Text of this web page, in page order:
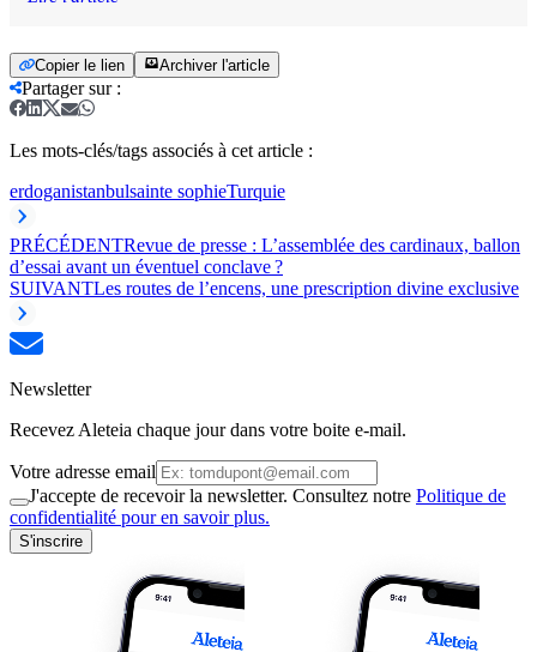
Copier le lien Archiver l'article
Partager sur:
Les mots-clés/tags associés à cet article :
erdoganistanbulsainte sophieTurquie
PRÉCÉDENTRevue de presse : L’assemblée des cardinaux, ballon
d’essai avant un éventuel conclave ?
SUIVANTLes routes de l’encens, une prescription divine exclusive
Newsletter
Recevez Aleteia chaque jour dans votre boite e-mail.
Votre adresse email
J'accepte de recevoir la newsletter. Consultez notre Politique de
confidentialité pour en savoir plus.
S'inscrire